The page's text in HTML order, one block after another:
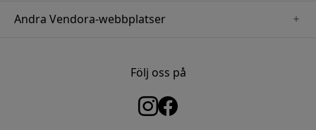
Andra Vendora-webbplatser
Följ oss på